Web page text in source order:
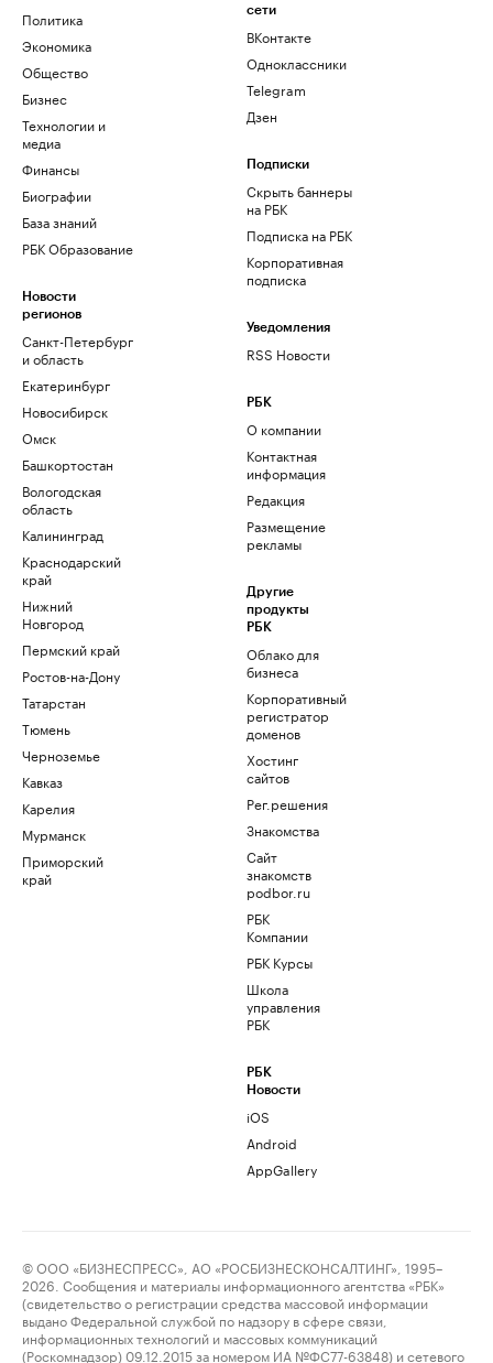
Политика
Экономика
Общество
Бизнес
Технологии и
медиа
Финансы
Биографии
База знаний
РБК Образование
Новости
регионов
Санкт-Петербург
и область
Екатеринбург
Новосибирск
Омск
Башкортостан
Вологодская
область
Калининград
Краснодарский
край
Нижний
Новгород
Пермский край
Ростов-на-Дону
Татарстан
Тюмень
Черноземье
Кавказ
Карелия
Мурманск
Приморский
край
сети
ВКонтакте
Одноклассники
Telegram
Дзен
Подписки
Скрыть баннеры
на РБК
Подписка на РБК
Корпоративная
подписка
Уведомления
RSS Новости
РБК
О компании
Контактная
информация
Редакция
Размещение
рекламы
Другие
продукты
РБК
Облако для
бизнеса
Корпоративный
регистратор
доменов
Хостинг
сайтов
Рег.решения
Знакомства
Сайт
знакомств
podbor.ru
РБК
Компании
РБК Курсы
Школа
управления
РБК
РБК
Новости
iOS
Android
AppGallery
© ООО «БИЗНЕСПРЕСС», АО «РОСБИЗНЕСКОНСАЛТИНГ», 1995–
2026. Сообщения и материалы информационного агентства «РБК»
(свидетельство о регистрации средства массовой информации
выдано Федеральной службой по надзору в сфере связи,
информационных технологий и массовых коммуникаций
(Роскомнадзор) 09.12.2015 за номером ИА №ФС77-63848) и сетевого